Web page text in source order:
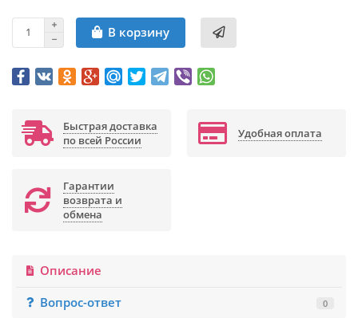
В корзину
Быстрая доставка
по всей России
Удобная оплата
Гарантии
возврата и
обмена
Описание
Вопрос-ответ
0